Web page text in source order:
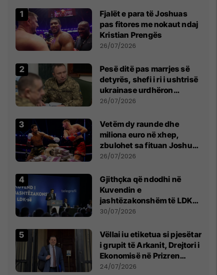
Fjalët e para të Joshuas
pas fitores me nokaut ndaj
Kristian Prengës
26/07/2026
Pesë ditë pas marrjes së
detyrës, shefi i ri i ushtrisë
ukrainase urdhëron
kontroll të madh
26/07/2026
Vetëm dy raunde dhe
miliona euro në xhep,
zbulohet sa fituan Joshua
e Prenga
26/07/2026
Gjithçka që ndodhi në
Kuvendin e
jashtëzakonshëm të LDK-
së
30/07/2026
Vëllai iu etiketua si pjesëtar
i grupit të Arkanit, Drejtori i
Ekonomisë në Prizren
mohon pretendimet
24/07/2026